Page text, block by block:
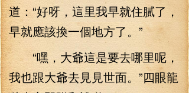
道：“好呀，這里我早就住膩了，
早就應該換一個地方了。”
“嘿，大爺這是要去哪里呢，
我也跟大爺去見見世面。”四眼龍